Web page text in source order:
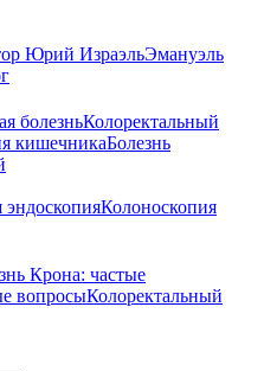
Юрий ИзраэльЭмануэль
болезньКолоректальный
кишечникаБолезнь
эндоскопияКолоноскопия
Крона: частые
вопросыКолоректальный